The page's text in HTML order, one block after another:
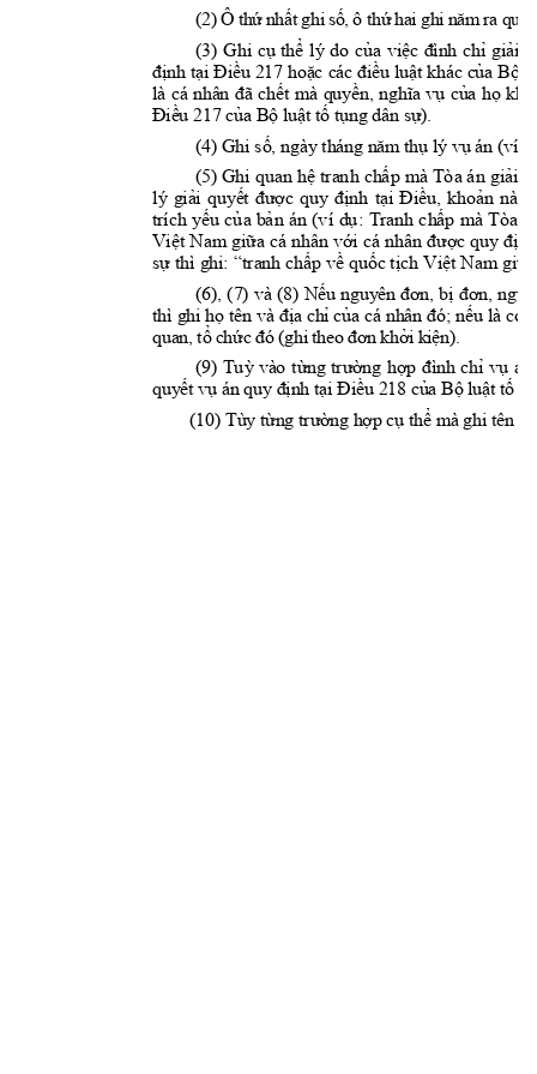
(2) Ô thứ nhất ghi số, ô thứ hai ghi năm ra quy
(3) Ghi cụ thể lý do của việc đình chỉ giải
định tại Điều 217 hoặc các điều luật khác của Bộ
là cá nhân đã chết mà quyền, nghĩa vụ của họ
Điều 217 của Bộ luật tố tụng dân sự).
(4) Ghi số, ngày tháng năm thụ lý vụ án (ví
(5) Ghi quan hệ tranh chấp mà Tòa án giải
lý giải quyết được quy định tại Điều, khoản nào
trích yếu của bản án (ví dụ: Tranh chấp mà Tòa
Việt Nam giữa cá nhân với cá nhân được quy địn
sự thì ghi: “tranh chấp về quốc tịch Việt Nam giữ
(6), (7) và (8) Nếu nguyên đơn, bị đơn,
thì ghi họ tên và địa chỉ của cá nhân đó; nếu là cơ
quan, tổ chức đó (ghi theo đơn khởi kiện).
(9) Tuỳ vào từng trường hợp đình chỉ vụ án
quyết vụ án quy định tại Điều 218 của Bộ luật tố
(10) Tùy từng trường hợp cụ thể mà ghi tên